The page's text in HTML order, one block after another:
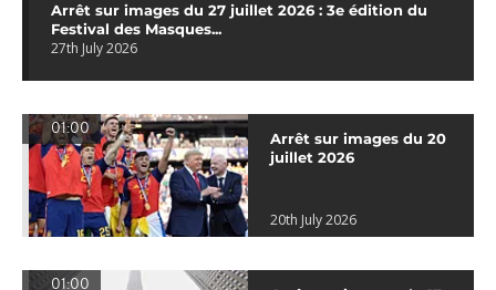
Arrêt sur images du 27 juillet 2026 : 3e édition du
Festival des Masques...
27th July 2026
01:00
Arrêt sur images du 20
juillet 2026
20th July 2026
01:00